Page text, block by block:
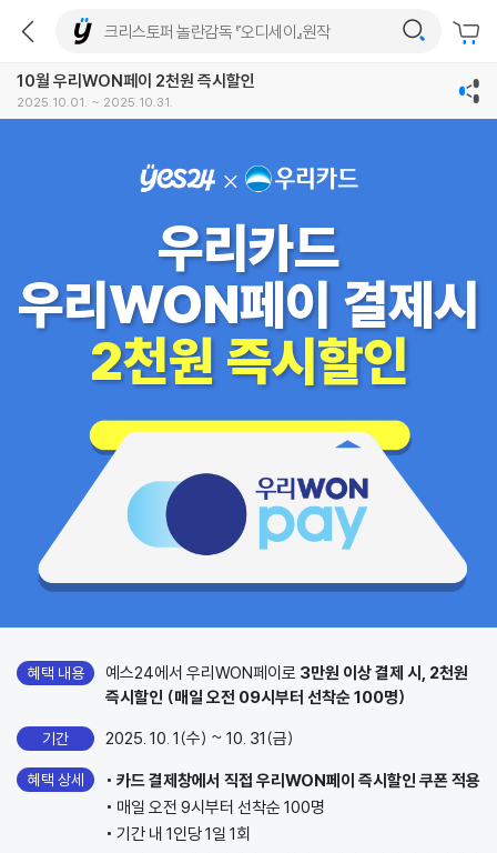
10월 우리WON페이 2천원 즉시할인
2025.10.01. ~ 2025.10.31.
우리카드
우리WON페이 결제시
2천원 즉시할인
혜택 내용 예스24에서 우리WON페이로 3만원 이상 결제 시, 2천원
즉시할인 (매일 오전 09시부터 선착순 100명)
기간 2025. 10. 1(수) ~ 10. 31(금)
혜택 상세
카드 결제창에서 직접 우리WON페이 즉시할인 쿠폰 적용
매일 오전 9시부터 선착순 100명
기간 내 1인당 1일 1회